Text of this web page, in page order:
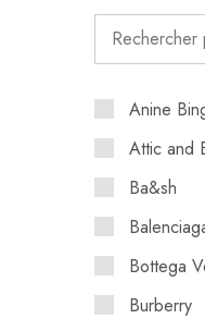
Anine
Attic and
Ba&sh
Bottega
Burberry